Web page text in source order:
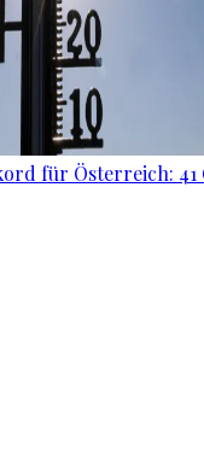
für Österreich: 41